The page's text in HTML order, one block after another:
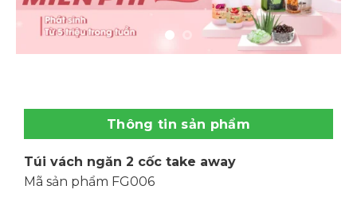
Thông tin sản phẩm
Túi vách ngăn 2 cốc take away
Mã sản phẩm FG006